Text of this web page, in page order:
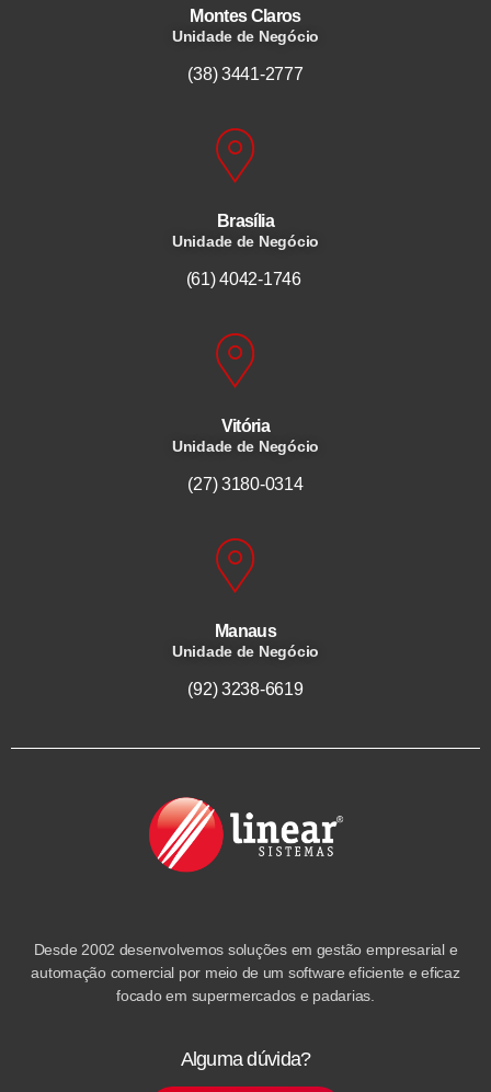
Montes Claros
Unidade de Negócio
(38) 3441-2777
Brasília
Unidade de Negócio
(61) 4042-1746
Vitória
Unidade de Negócio
(27) 3180-0314
Manaus
Unidade de Negócio
(92) 3238-6619
Desde 2002 desenvolvemos soluções em gestão empresarial e
automação comercial por meio de um software eficiente e eficaz
focado em supermercados e padarias.
Alguma dúvida?